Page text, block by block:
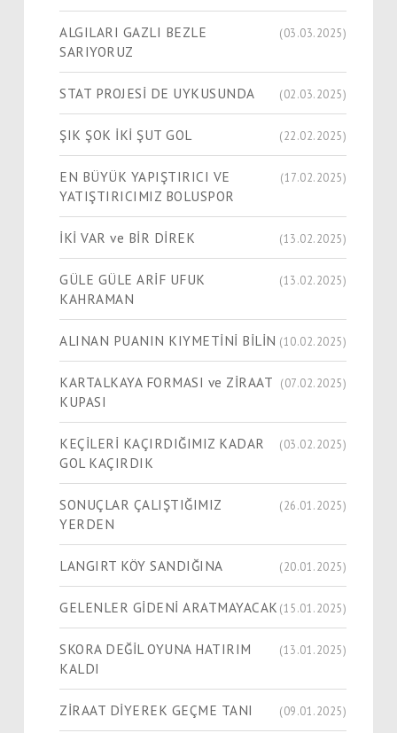
ALGILARI GAZLI BEZLE
SARIYORUZ
(03.03.2025)
STAT PROJESİ DE UYKUSUNDA (02.03.2025)
ŞIK ŞOK İKİ ŞUT GOL (22.02.2025)
EN BÜYÜK YAPIŞTIRICI VE
YATIŞTIRICIMIZ BOLUSPOR
(17.02.2025)
İKİ VAR ve BİR DİREK (13.02.2025)
GÜLE GÜLE ARİF UFUK
KAHRAMAN
(13.02.2025)
ALINAN PUANIN KIYMETİNİ BİLİN (10.02.2025)
KARTALKAYA FORMASI ve ZİRAAT
KUPASI
(07.02.2025)
KEÇİLERİ KAÇIRDIĞIMIZ KADAR
GOL KAÇIRDIK
(03.02.2025)
SONUÇLAR ÇALIŞTIĞIMIZ
YERDEN
(26.01.2025)
LANGIRT KÖY SANDIĞINA (20.01.2025)
GELENLER GİDENİ ARATMAYACAK (15.01.2025)
SKORA DEĞİL OYUNA HATIRIM
KALDI
(13.01.2025)
ZİRAAT DİYEREK GEÇME TANI (09.01.2025)